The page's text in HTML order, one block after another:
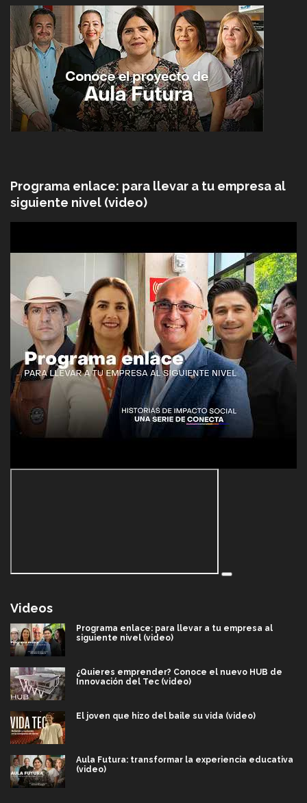
Programa enlace: para llevar a tu empresa al
siguiente nivel (video)
Videos
Programa enlace: para llevar a tu empresa al
siguiente nivel (video)
¿Quieres emprender? Conoce el nuevo HUB de
Innovación del Tec (video)
El joven que hizo del baile su vida (video)
Aula Futura: transformar la experiencia educativa
(video)